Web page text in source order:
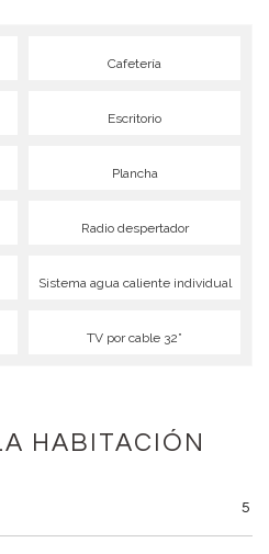
Cafetería
Escritorio
Plancha
Radio despertador
Sistema agua caliente individual
TV por cable 32”
HABITACIÓN
5